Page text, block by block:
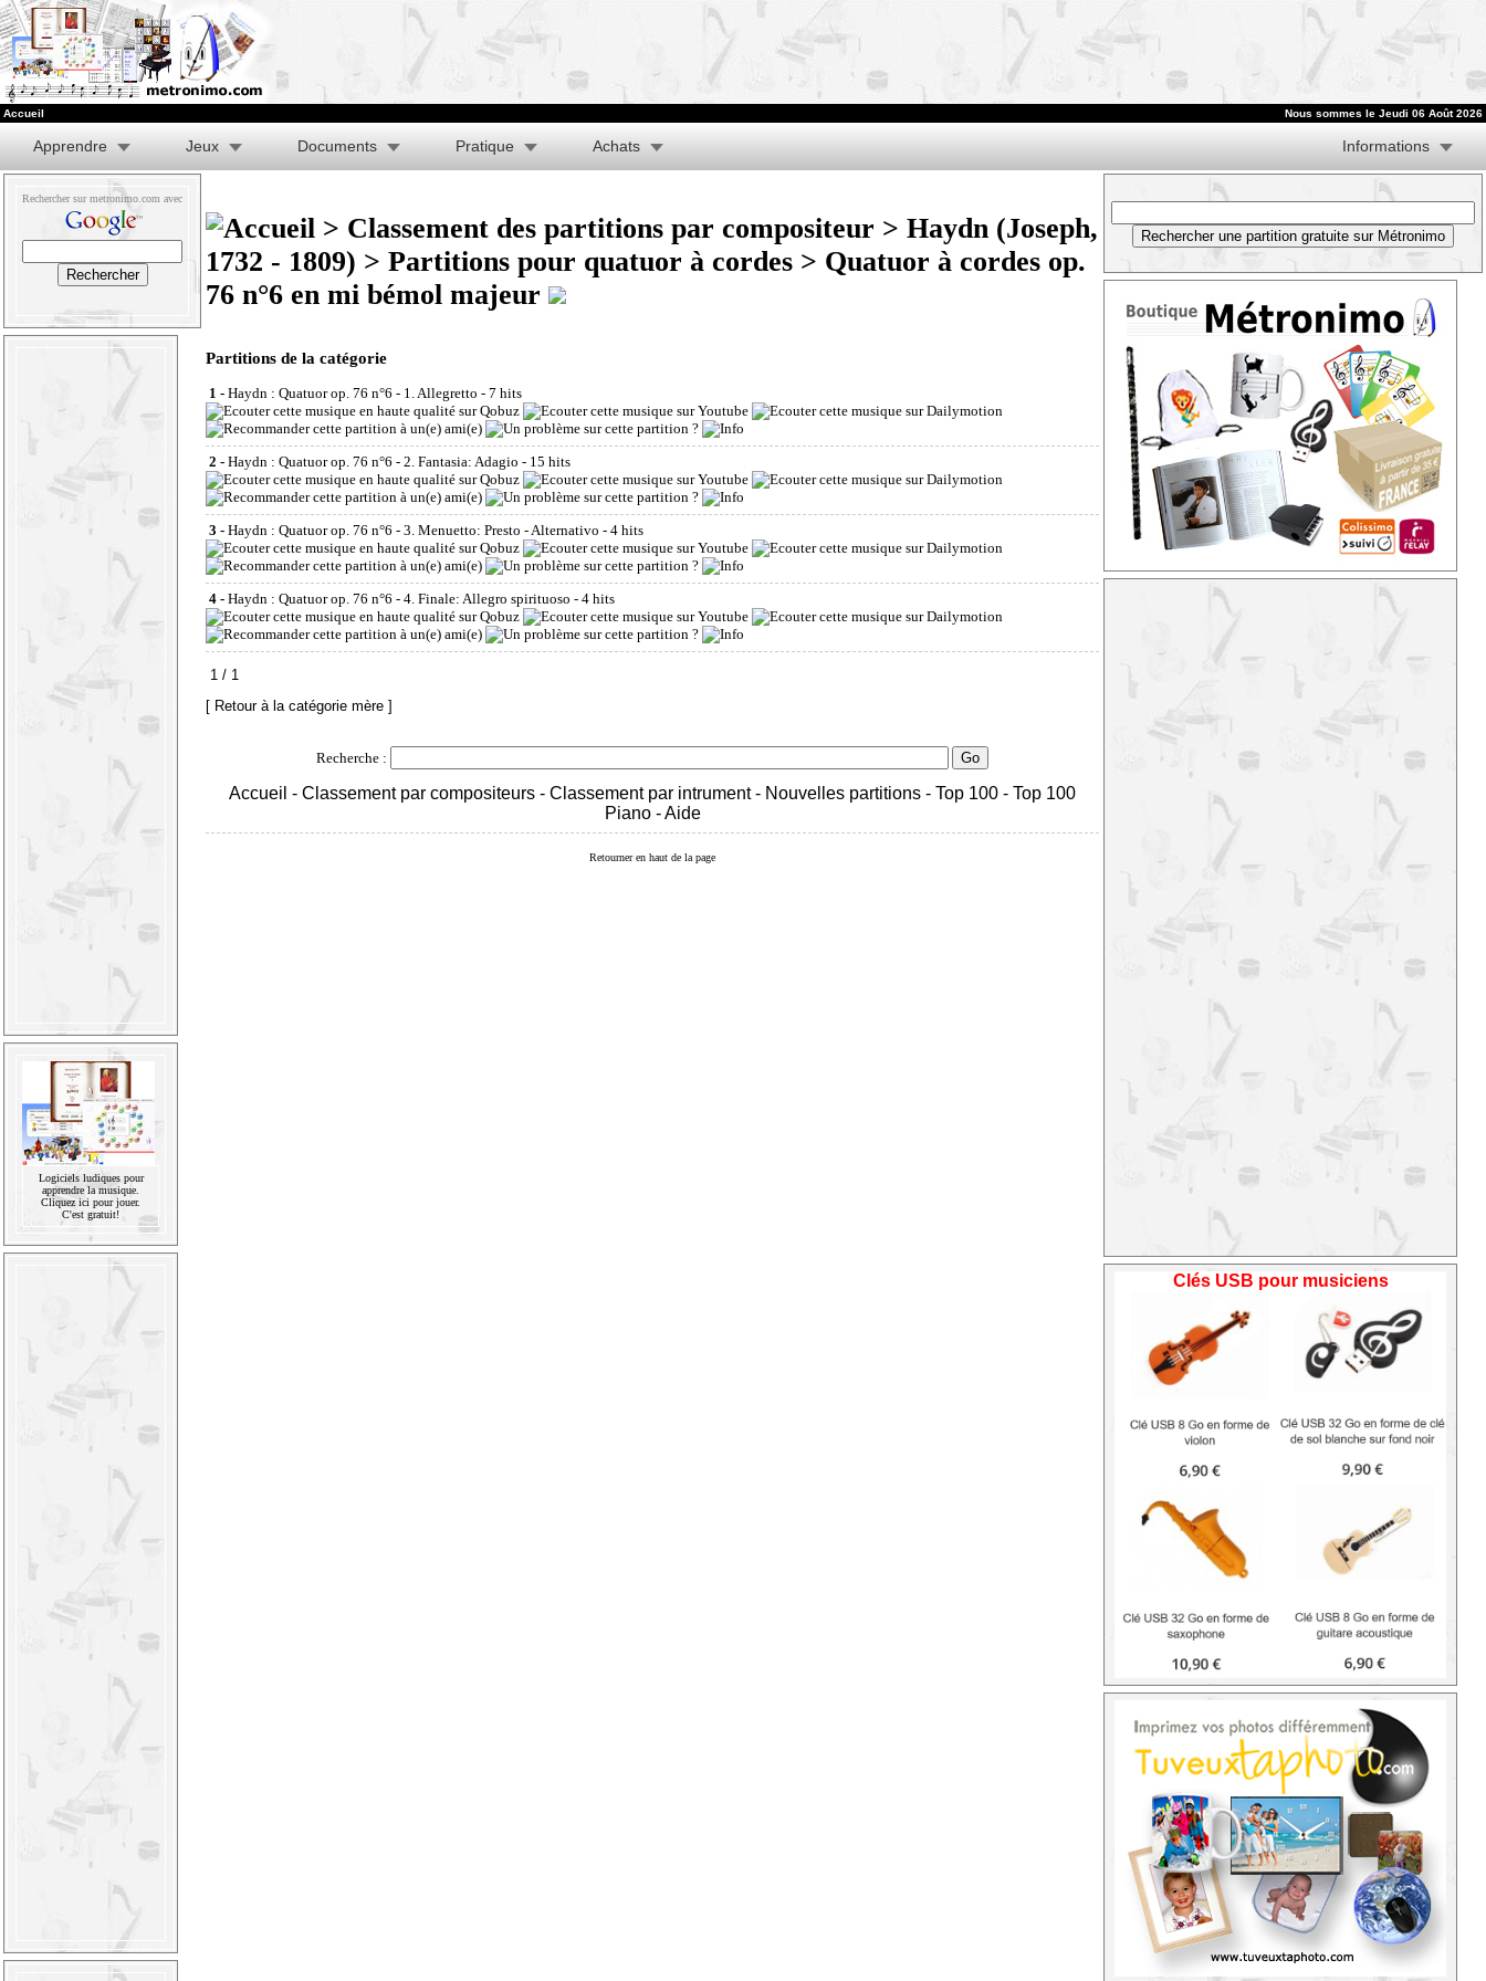
Accueil Nous sommes le Jeudi 06 Août 2026
Apprendre Jeux Documents Pratique Achats Informations
Rechercher sur metronimo.com avec
Logiciels ludiques pour
apprendre la musique.
Cliquez ici pour jouer.
C'est gratuit!
> Classement des partitions par compositeur > Haydn (Joseph,
1732 - 1809) > Partitions pour quatuor à cordes > Quatuor à cordes op.
76 n°6 en mi bémol majeur
Partitions de la catégorie
1 - Haydn : Quatuor op. 76 n°6 - 1. Allegretto - 7 hits
2 - Haydn : Quatuor op. 76 n°6 - 2. Fantasia: Adagio - 15 hits
3 - Haydn : Quatuor op. 76 n°6 - 3. Menuetto: Presto - Alternativo - 4 hits
4 - Haydn : Quatuor op. 76 n°6 - 4. Finale: Allegro spirituoso - 4 hits
1 / 1
[ Retour à la catégorie mère ]
Recherche :
Accueil - Classement par compositeurs - Classement par intrument- Nouvelles partitions - Top 100 - Top 100
Piano-Aide
Retourner en haut de la page
Clés USB pour musiciens